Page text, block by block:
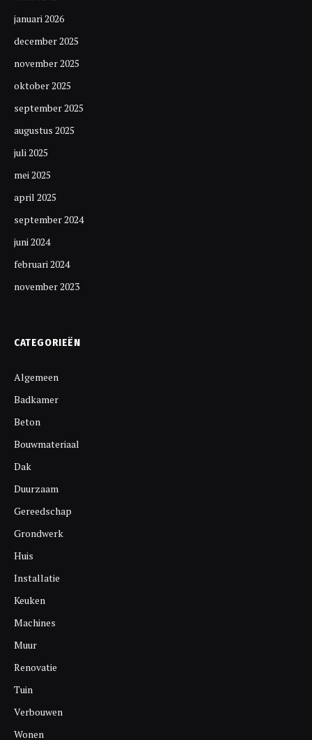
januari 2026
december 2025
november 2025
oktober 2025
september 2025
augustus 2025
juli 2025
mei 2025
april 2025
september 2024
juni 2024
februari 2024
november 2023
CATEGORIEËN
Algemeen
Badkamer
Beton
Bouwmateriaal
Dak
Duurzaam
Gereedschap
Grondwerk
Huis
Installatie
Keuken
Machines
Muur
Renovatie
Tuin
Verbouwen
Wonen